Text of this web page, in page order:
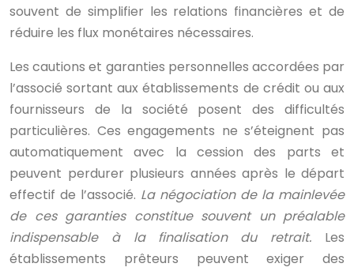
souvent de simplifier les relations financières et de
réduire les flux monétaires nécessaires.
Les cautions et garanties personnelles accordées par
l’associé sortant aux établissements de crédit ou aux
fournisseurs de la société posent des difficultés
particulières. Ces engagements ne s’éteignent pas
automatiquement avec la cession des parts et
peuvent perdurer plusieurs années après le départ
effectif de l’associé. La négociation de la mainlevée
de ces garanties constitue souvent un préalable
indispensable à la finalisation du retrait. Les
établissements prêteurs peuvent exiger des